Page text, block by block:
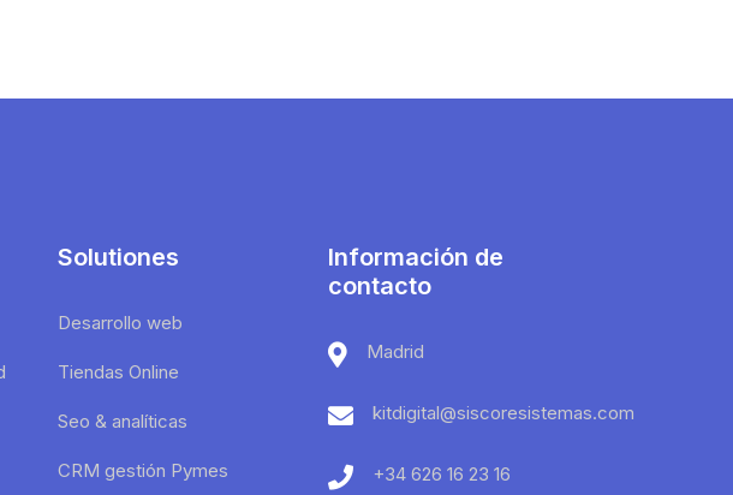
Solutiones
Desarrollo web
Tiendas Online
Seo & analíticas
CRM gestión Pymes
Información de
contacto
Madrid
kitdigital@siscoresistemas.com
+34 626 16 23 16